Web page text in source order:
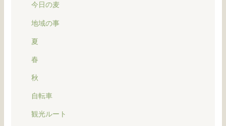
今日の麦
地域の事
夏
春
秋
自転車
観光ルート